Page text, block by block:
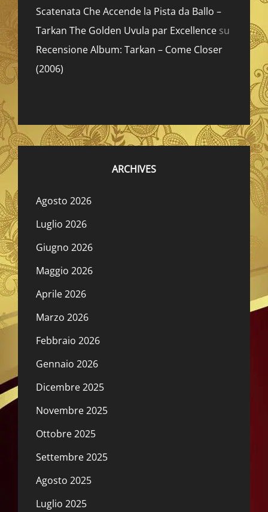
Scatenata Che Accende la Pista da Ballo –
Tarkan The Golden Uvula par Excellence su
Recensione Album: Tarkan – Come Closer
(2006)
ARCHIVES
Agosto 2026
Luglio 2026
Giugno 2026
Maggio 2026
Aprile 2026
Marzo 2026
Febbraio 2026
Gennaio 2026
Dicembre 2025
Novembre 2025
Ottobre 2025
Settembre 2025
Agosto 2025
Luglio 2025